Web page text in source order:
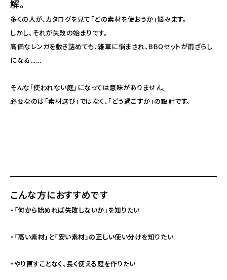
解。
多くの人が、カタログを見て「どの素材を使おうか」悩みます。
しかし、それが失敗の始まりです。
高価なレンガを敷き詰めても、雑草に悩まされ、BBQセットが雨ざらし
になる……
そんな「使われない庭」になっては意味がありません。
必要なのは「素材選び」ではなく、「どう過ごすか」の設計です。
こんな方におすすめです
・ 「何から始めれば失敗しないか」を知りたい
・ 「高い素材」と「安い素材」の正しい使い分けを知りたい
・やり直すことなく、長く使える庭を作りたい